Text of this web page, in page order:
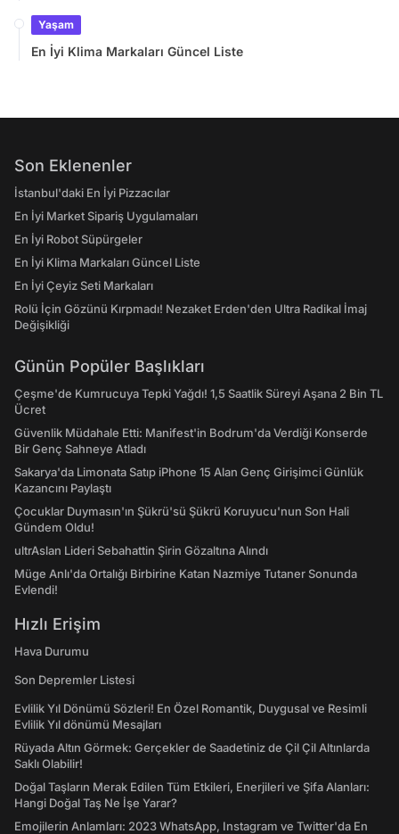
Yaşam
En İyi Klima Markaları Güncel Liste
Son Eklenenler
İstanbul'daki En İyi Pizzacılar
En İyi Market Sipariş Uygulamaları
En İyi Robot Süpürgeler
En İyi Klima Markaları Güncel Liste
En İyi Çeyiz Seti Markaları
Rolü İçin Gözünü Kırpmadı! Nezaket Erden'den Ultra Radikal İmaj
Değişikliği
Günün Popüler Başlıkları
Çeşme'de Kumrucuya Tepki Yağdı! 1,5 Saatlik Süreyi Aşana 2 Bin TL
Ücret
Güvenlik Müdahale Etti: Manifest'in Bodrum'da Verdiği Konserde
Bir Genç Sahneye Atladı
Sakarya'da Limonata Satıp iPhone 15 Alan Genç Girişimci Günlük
Kazancını Paylaştı
Çocuklar Duymasın'ın Şükrü'sü Şükrü Koruyucu'nun Son Hali
Gündem Oldu!
ultrAslan Lideri Sebahattin Şirin Gözaltına Alındı
Müge Anlı'da Ortalığı Birbirine Katan Nazmiye Tutaner Sonunda
Evlendi!
Hızlı Erişim
Hava Durumu
Son Depremler Listesi
Evlilik Yıl Dönümü Sözleri! En Özel Romantik, Duygusal ve Resimli
Evlilik Yıl dönümü Mesajları
Rüyada Altın Görmek: Gerçekler de Saadetiniz de Çil Çil Altınlarda
Saklı Olabilir!
Doğal Taşların Merak Edilen Tüm Etkileri, Enerjileri ve Şifa Alanları:
Hangi Doğal Taş Ne İşe Yarar?
Emojilerin Anlamları: 2023 WhatsApp, Instagram ve Twitter'da En